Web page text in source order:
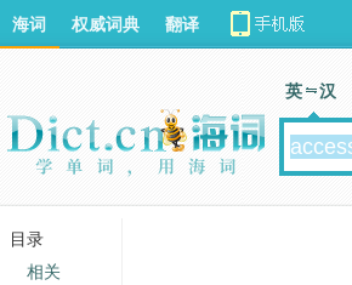
海词 权威词典 翻译
英 汉
目录
相关